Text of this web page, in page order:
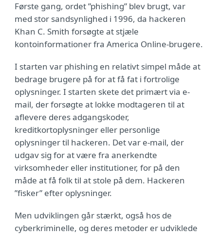
Første gang, ordet ”phishing” blev brugt, var
med stor sandsynlighed i 1996, da hackeren
Khan C. Smith forsøgte at stjæle
kontoinformationer fra America Online-brugere.
I starten var phishing en relativt simpel måde at
bedrage brugere på for at få fat i fortrolige
oplysninger. I starten skete det primært via e-
mail, der forsøgte at lokke modtageren til at
aflevere deres adgangskoder,
kreditkortoplysninger eller personlige
oplysninger til hackeren. Det var e-mail, der
udgav sig for at være fra anerkendte
virksomheder eller institutioner, for på den
måde at få folk til at stole på dem. Hackeren
”fisker” efter oplysninger.
Men udviklingen går stærkt, også hos de
cyberkriminelle, og deres metoder er udviklede